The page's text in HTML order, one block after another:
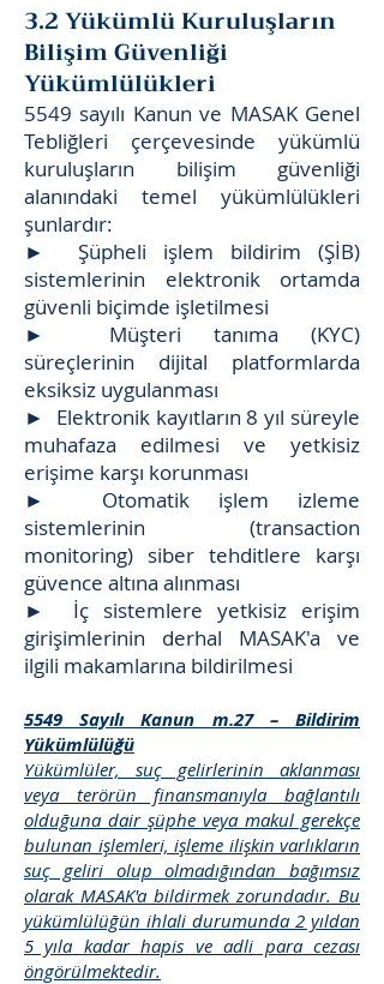
3.2 Yükümlü Kuruluşların
Bilişim Güvenliği
Yükümlülükleri
5549 sayılı Kanun ve MASAK Genel
Tebliğleri çerçevesinde yükümlü
kuruluşların bilişim güvenliği
alanındaki temel yükümlülükleri
şunlardır:
► Şüpheli işlem bildirim (ŞİB)
sistemlerinin elektronik ortamda
güvenli biçimde işletilmesi
► Müşteri tanıma (KYC)
süreçlerinin dijital platformlarda
eksiksiz uygulanması
► Elektronik kayıtların 8 yıl süreyle
muhafaza edilmesi ve yetkisiz
erişime karşı korunması
► Otomatik işlem izleme
sistemlerinin (transaction
monitoring) siber tehditlere karşı
güvence altına alınması
► İç sistemlere yetkisiz erişim
girişimlerinin derhal MASAK'a ve
ilgili makamlarına bildirilmesi
5549 Sayılı Kanun m.27 – Bildirim
Yükümlülüğü
Yükümlüler, suç gelirlerinin aklanması
veya terörün finansmanıyla bağlantılı
olduğuna dair şüphe veya makul gerekçe
bulunan işlemleri, işleme ilişkin varlıkların
suç geliri olup olmadığından bağımsız
olarak MASAK'a bildirmek zorundadır. Bu
yükümlülüğün ihlali durumunda 2 yıldan
5 yıla kadar hapis ve adli para cezası
öngörülmektedir.